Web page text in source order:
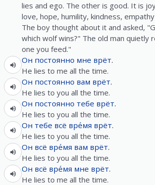
lies and ego. The other is good. It is
love, hope, humility, kindness,
The boy thought about it and asked,
which wolf wins?" The old man quietly
one you feed."
Он постоянно мне врёт.
He lies to me all the time.
Он постоянно вам врёт.
He lies to you all the time.
Он постоянно тебе врёт.
He lies to you all the time.
Он тебе всё вре́мя врёт.
He lies to you all the time.
Он всё вре́мя вам врёт.
He lies to you all the time.
Он всё вре́мя мне врёт.
He lies to me all the time.